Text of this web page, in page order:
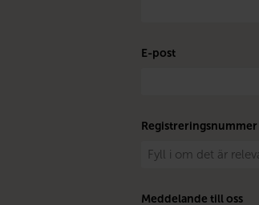
E-post
Registreringsnummer
Meddelande till oss